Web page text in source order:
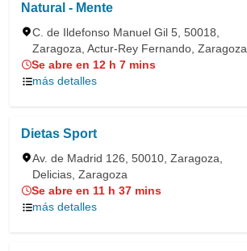
Natural - Mente
C. de Ildefonso Manuel Gil 5, 50018,
Zaragoza, Actur-Rey Fernando, Zaragoza
Se abre en 12 h 7 mins
más detalles
Dietas Sport
Av. de Madrid 126, 50010, Zaragoza,
Delicias, Zaragoza
Se abre en 11 h 37 mins
más detalles